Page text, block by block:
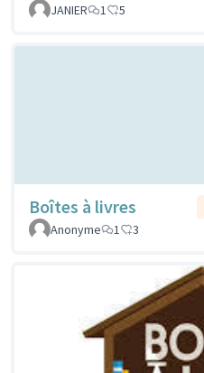
JANIER 1 5
Boîtes à livres
Anonyme
1 3